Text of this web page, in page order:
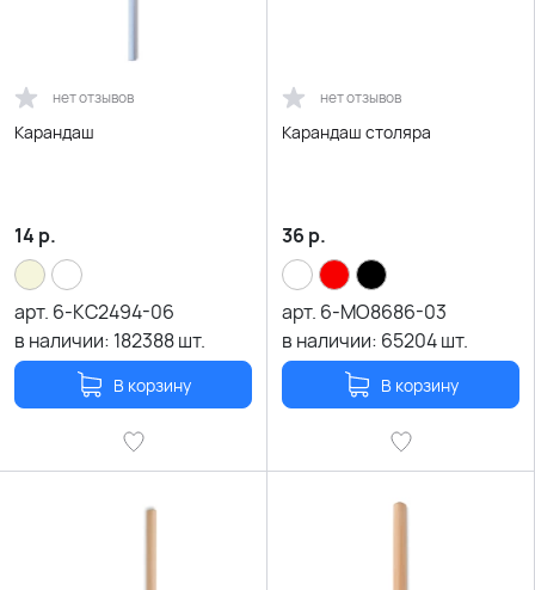
нет отзывов
Карандаш
14 р.
арт. 6-KC2494-06
в наличии: 182388шт.
В корзину
нет отзывов
Карандаш столяра
36 р.
арт. 6-MO8686-03
в наличии: 65204шт.
В корзину